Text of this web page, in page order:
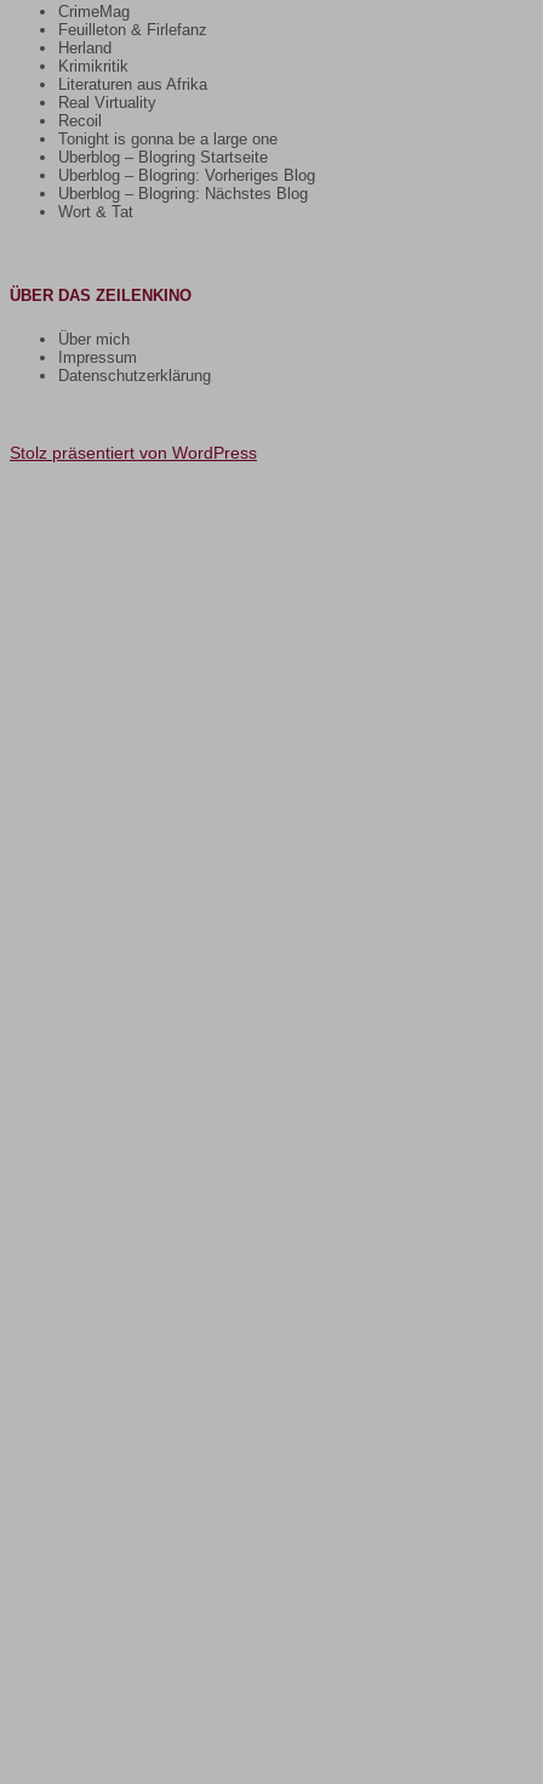
CrimeMag
Feuilleton & Firlefanz
Herland
Krimikritik
Literaturen aus Afrika
Real Virtuality
Recoil
Tonight is gonna be a large one
Uberblog – Blogring Startseite
Uberblog – Blogring: Vorheriges Blog
Uberblog – Blogring: Nächstes Blog
Wort & Tat
ÜBER DAS ZEILENKINO
Über mich
Impressum
Datenschutzerklärung
Stolz präsentiert von WordPress